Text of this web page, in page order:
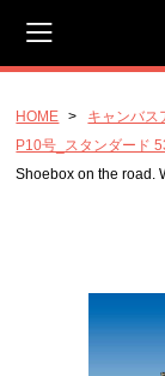
CATEGORY
P20号_ラー
P10号_スタ
HOME
キャンバス
P10号_スタンダード
Shoebox on the road.